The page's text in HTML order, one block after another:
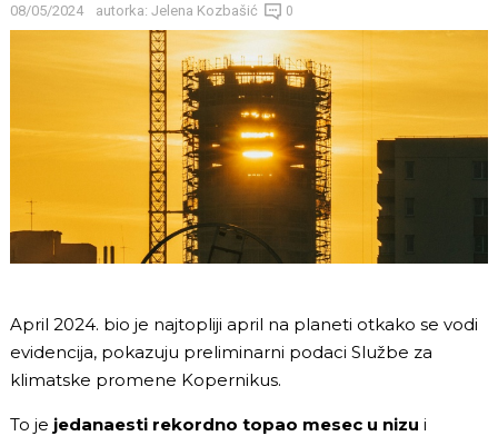
08/05/2024 autorka: Jelena Kozbašić 0
April 2024. bio je najtopliji april na planeti otkako se vodi
evidencija, pokazuju preliminarni podaci Službe za
klimatske promene Kopernikus.
To je jedanaesti rekordno topao mesec u nizu i